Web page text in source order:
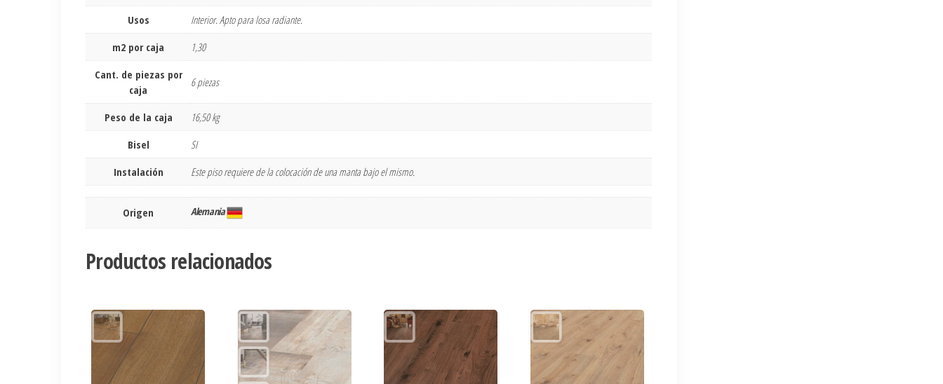
Usos
Interior. Apto para losa radiante.
m2 por caja
1,30
Cant. de piezas por
caja
6 piezas
Peso de la caja
16,50 kg
Bisel
SI
Instalación
Este piso requiere de la colocación de una manta bajo el mismo.
Origen Alemania
Productos relacionados